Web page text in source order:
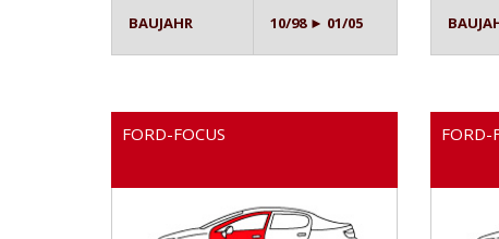
BAUJAHR 10/98 ► 01/05
FORD-FOCUS FORD-